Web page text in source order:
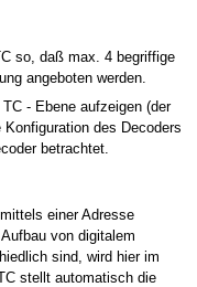
so, daß max. 4 begriffige
angeboten werden.
- Ebene aufzeigen (der
des Decoders
betrachtet.
einer Adresse
von digitalem
sind, wird hier im
stellt automatisch die